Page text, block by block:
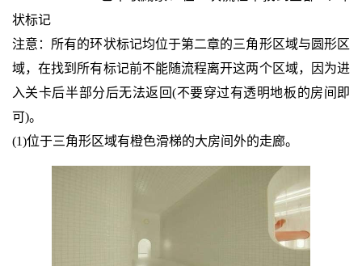
状标记
注意：所有的环状标记均位于第二章的三角形区域与圆形区
域，在找到所有标记前不能随流程离开这两个区域，因为进
入关卡后半部分后无法返回(不要穿过有透明地板的房间即
可)。
(1)位于三角形区域有橙色滑梯的大房间外的走廊。